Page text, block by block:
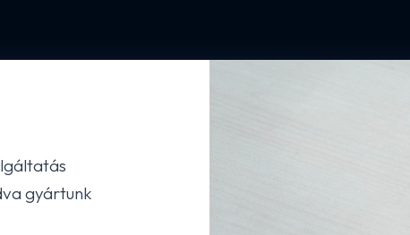
gyártunk